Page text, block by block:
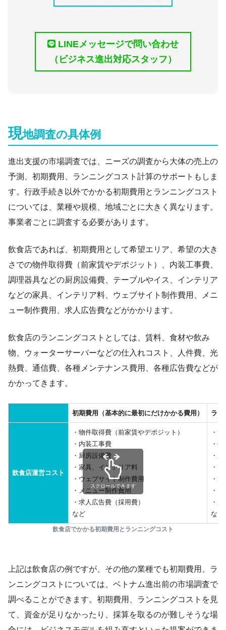
LINEメッセージで問い合わせ
（ビジネス進出対応スタッフ）
現地調査の具体例
進出支援の市場調査では、ニーズの調査から大体の売上の
予測、初期費用、ランニングコスト計算のサポートもしま
す。行政手続き以外でかかる初期費用とランニングコスト
については、業種や規模、地域ごとに大きく異なります。
事業者ごとに調査する必要があります。
飲食店であれば、初期費用として希望エリア、希望の大き
さでの物件取得費（前家賃やデポジット）、内装工事費、
調理器具などの厨房設備費、テーブルやイス、インテリア
などの家具、インテリア料、ウェブサイト制作費用、メニ
ュー制作費用、求人広告費などがかかります。
飲食店のランニングコストとしては、賃料、食材や飲み
物、ウォーターサーバーなどの仕入れコスト、人件費、光
熱費、通信費、各種メンテナンス費用、各種広告費などが
かかってきます。
初期費用（基本的に最初にだけかかる費用） ラン
飲食店運営コスト
・物件取得費（前家賃やデポジット）
・内装工事費
・厨房設備費
・家具、インテリア料
・ウェブサイト制作費用
・メニュー制作費用
・求人広告費（採用費）
など
・賃
・
・
・
・
・
・
など
飲食店でかかる初期費用とランニングコスト
スクロールできます
上記は飲食店の例ですが、その他の業種でも初期費用、ラ
ンニングコストについては、ベトナム進出前の市場調査で
調べることができます。初期費用、ランニングコストを見
て、資金が足りなかったり、採算を取るのが難しそうな場